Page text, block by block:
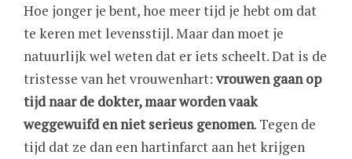
Hoe jonger je bent, hoe meer tijd je hebt om dat
te keren met levensstijl. Maar dan moet je
natuurlijk wel weten dat er iets scheelt. Dat is de
tristesse van het vrouwenhart: vrouwen gaan op
tijd naar de dokter, maar worden vaak
weggewuifd en niet serieus genomen. Tegen de
tijd dat ze dan een hartinfarct aan het krijgen